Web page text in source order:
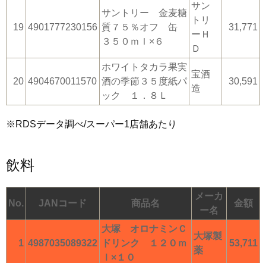
19 4901777230156
サントリー 金麦糖
質７５％オフ 缶
３５０ｍｌ×６
サン
トリ
ーＨ
Ｄ
31,771
20 4904670011570
ホワイトタカラ果実
酒の季節３５度紙パ
ック １．８Ｌ
宝酒
造
30,591
※RDSデータ調べ/スーパー1店舗あたり
飲料
No. JANコード 商品名
メーカ
ー名
金額
1 4987035089322
大塚 オロナミンＣ
ドリンク １２０ｍ
ｌ×１０
大塚製
薬
53,711